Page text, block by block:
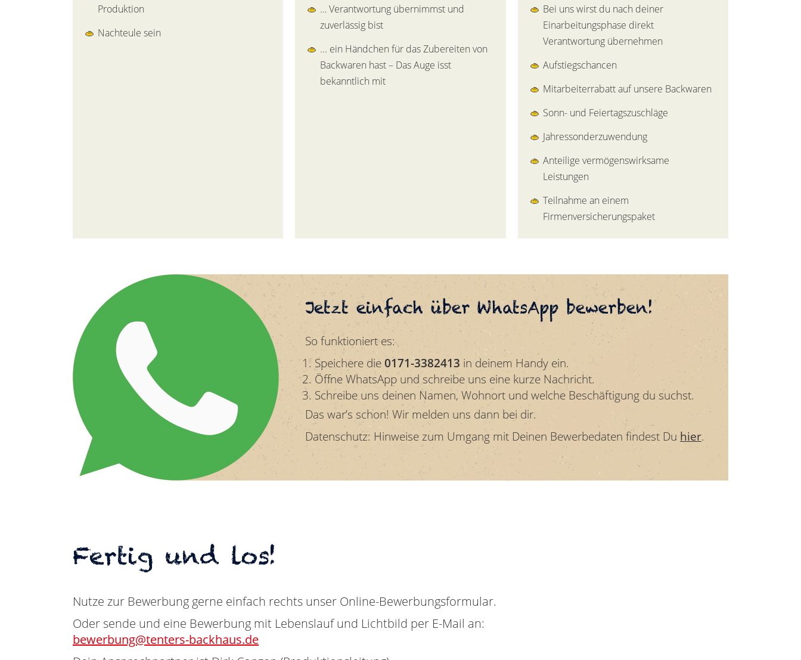
Produktion
Nachteule sein
… Verantwortung übernimmst und
zuverlässig bist
... ein Händchen für das Zubereiten von
Backwaren hast – Das Auge isst
bekanntlich mit
Bei uns wirst du nach deiner
Einarbeitungsphase direkt
Verantwortung übernehmen
Aufstiegschancen
Mitarbeiterrabatt auf unsere Backwaren
Sonn- und Feiertagszuschläge
Jahressonderzuwendung
Anteilige vermögenswirksame
Leistungen
Teilnahme an einem
Firmenversicherungspaket
Jetzt einfach über WhatsApp bewerben!
So funktioniert es:
Speichere die0171-3382413 in deinem Handy ein.
Öffne WhatsApp und schreibe uns eine kurze Nachricht.
Schreibe uns deinen Namen, Wohnort und welche Beschäftigung du suchst.
Das war’s schon! Wir melden uns dann bei dir.
Datenschutz: Hinweise zum Umgang mit Deinen Bewerbedaten findest Du hier.
Fertig und los!
Nutze zur Bewerbung gerne einfach rechts unser Online-Bewerbungsformular.
Oder sende und eine Bewerbung mit Lebenslauf und Lichtbild per E-Mail an:
bewerbung@tenters-backhaus.de